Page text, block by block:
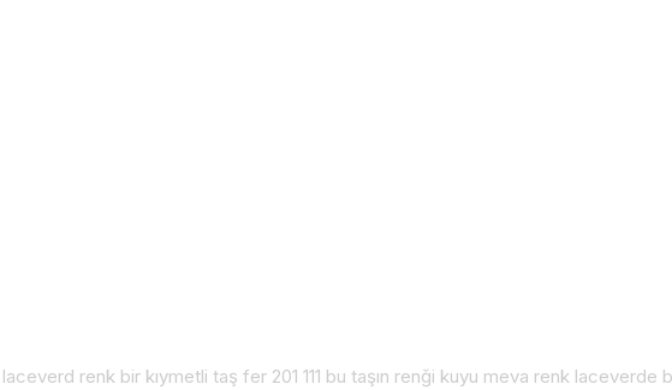
laceverd renk bir kıymetli taş fer 201 111 bu taşın renği kuyu meva renk